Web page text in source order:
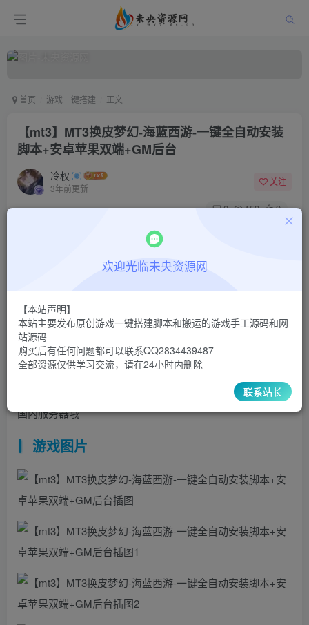
首页 游戏一键搭建 正文
【mt3】MT3换皮梦幻-海蓝西游-一键全自动安装
脚本+安卓苹果双端+GM后台
冷权
3年前更新
关注
0 153 9
此内容为付费阅读，请付费后查看
9.9
超级会员￥8 至尊会员￥1
mt3换皮的基本上都一样，服务器1核2G就可以带起来，只能
国内服务器哦
游戏图片
欢迎光临未央资源网
【本站声明】
本站主要发布原创游戏一键搭建脚本和搬运的游戏手工源码和网
站源码
购买后有任何问题都可以联系QQ2834439487
全部资源仅供学习交流，请在24小时内删除
联系站长